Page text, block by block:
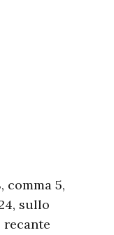
comma 5,
sullo